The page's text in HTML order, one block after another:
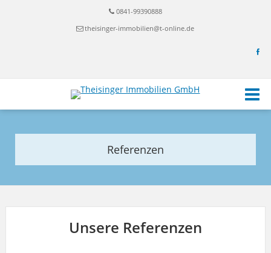
0841-99390888
theisinger-immobilien@t-online.de
Referenzen
Unsere Referenzen